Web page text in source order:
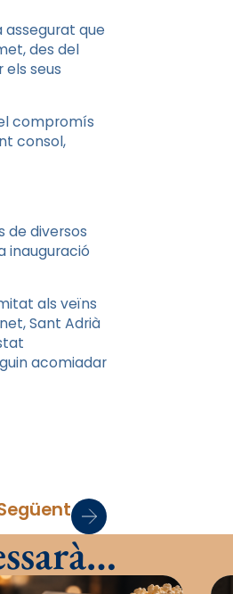
assegurat que
des del
seus
compromís
consol,
de diversos
inauguració
als veïns
Sant Adrià
acomiadar